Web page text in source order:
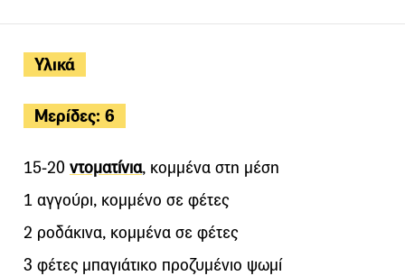
Υλικά
Μερίδες: 6
15-20 ντοματίνια, κομμένα στη μέση
1 αγγούρι, κομμένο σε φέτες
2 ροδάκινα, κομμένα σε φέτες
3 φέτες μπαγιάτικο προζυμένιο ψωμί